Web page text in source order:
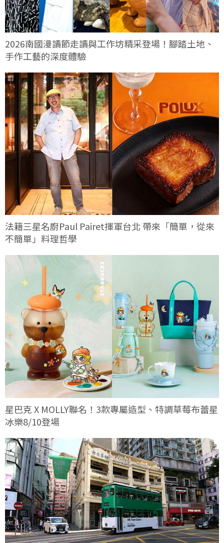
2026南國漫讀節走讀與工作坊精采登場！腳踏土地、
手作工藝的深度體驗
法籍三星名廚Paul Pairet揮軍台北 帶來「簡單，從來
不簡單」料理哲學
星巴克 X MOLLY聯名！3款專屬造型、特調草莓布蕾星
冰樂8/10登場